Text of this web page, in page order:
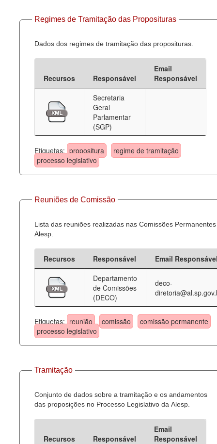
Regimes de Tramitação das Proposituras
Dados dos regimes de tramitação das proposituras.
Recursos Responsável
Email
Responsável
Secretaria
Geral
Parlamentar
(SGP)
Etiquetas: propositura
regime de tramitação
processo legislativo
Reuniões de Comissão
Lista das reuniões realizadas nas Comissões
Alesp.
Recursos Responsável
Email
Departamento
de Comissões
(DECO)
deco-
Etiquetas: reunião comissão
comissão permanente
processo legislativo
Tramitação
Conjunto de dados sobre a tramitação e os andamentos
das proposições no Processo Legislativo da Alesp.
Recursos Responsável
Email
Responsável